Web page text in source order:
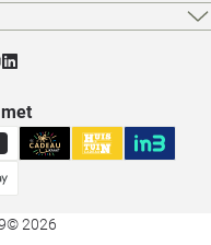
© 2026